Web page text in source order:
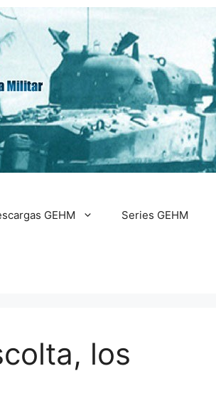
GEHM Series GEHM
los